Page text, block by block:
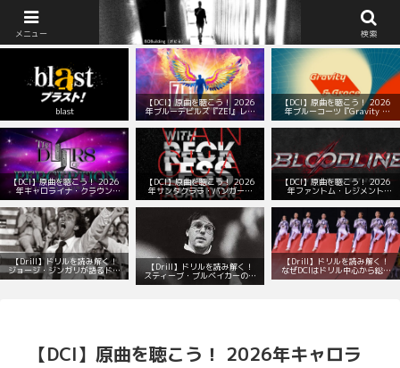
BOBuilding（ボビる）：マーチング部の顧問室
blast
【DCI】原曲を聴こう！ 2026
年ブルーデビルズ『ZEI』レパ
ートリー！
【DCI】原曲を聴こう！ 2026
年ブルーコーツ『Gravity &
Grace』レパートリー！
【DCI】原曲を聴こう！ 2026
年キャロライナ・クラウン
『The Doors of Perception』
レパートリー！
【DCI】原曲を聴こう！ 2026
年サンタクララ・バンガード
『With Reckless Abandon』
レパートリー！
【DCI】原曲を聴こう！ 2026
年ファントム・レジメント
『Bloodline』レパートリー！
【Drill】ドリルを読み解く！
ジョージ・ジンガリが語るドリ
ルデザインの本質とは？
【Drill】ドリルを読み解く！
スティーブ・ブルベイカーの数
学的で音楽的なドリル
【Drill】ドリルを読み解く！
なぜDCIはドリル中心から総合
演出へと変わったのか？
【DCI】原曲を聴こう！ 2026年キャロラ
メニュー 検索